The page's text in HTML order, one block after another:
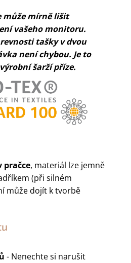
může mírně lišit
vašeho monitoru.
tašky v dvou
není chybou. Je to
šarží příze.
pračce, materiál lze jemně
(při silném
může dojít k tvorbě
- Nenechte si narušit